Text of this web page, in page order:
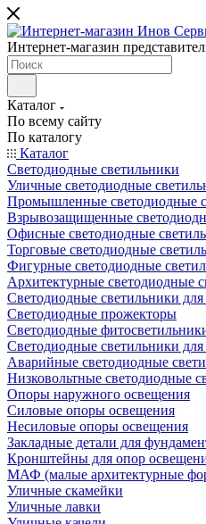
Интернет-магазин
Каталог
По всему сайту
По каталогу
Каталог
Светодиодные светильники
Уличные светодиодные
Промышленные светодиодные
Взрывозащищенные
Офисные светодиодные
Торговые светодиодные
Фигурные светодиодные
Архитектурные светодиодные
Светодиодные светильники
Светодиодные прожекторы
Светодиодные
Светодиодные светильники
Аварийные светодиодные
Низковольтные светодиодные
Опоры наружного освещения
Силовые опоры освещения
Несиловые опоры освещения
Закладные детали для
Кронштейны для опор
МАФ (малые архитектурные
Уличные скамейки
Уличные лавки